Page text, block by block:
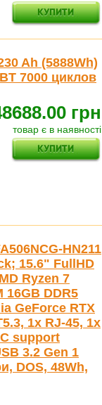
Ah (5888Wh)
7000 циклов
грн
товар є в наявності
HN211
15.6" FullHD
Ryzen 7
16GB DDR5
GeForce RTX
1x RJ-45, 1x
support
3.2 Gen 1
DOS, 48Wh,